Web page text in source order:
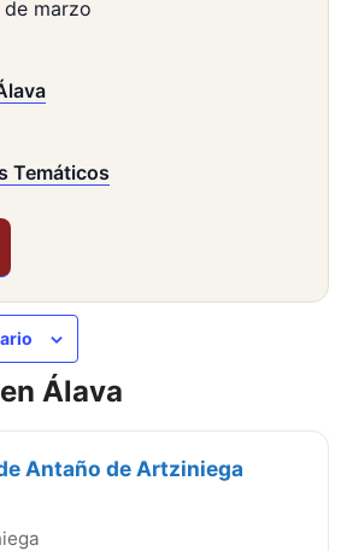
de marzo
Temáticos
Álava
Antaño de Artziniega